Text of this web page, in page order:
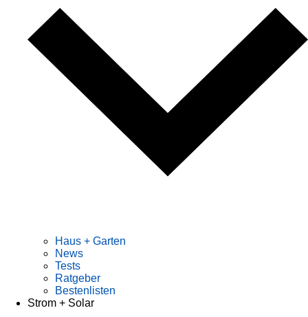
Haus + Garten
News
Tests
Ratgeber
Bestenlisten
Strom + Solar